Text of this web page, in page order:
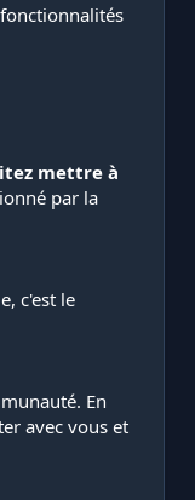
mettre à
par la
c'est le
En
avec vous et